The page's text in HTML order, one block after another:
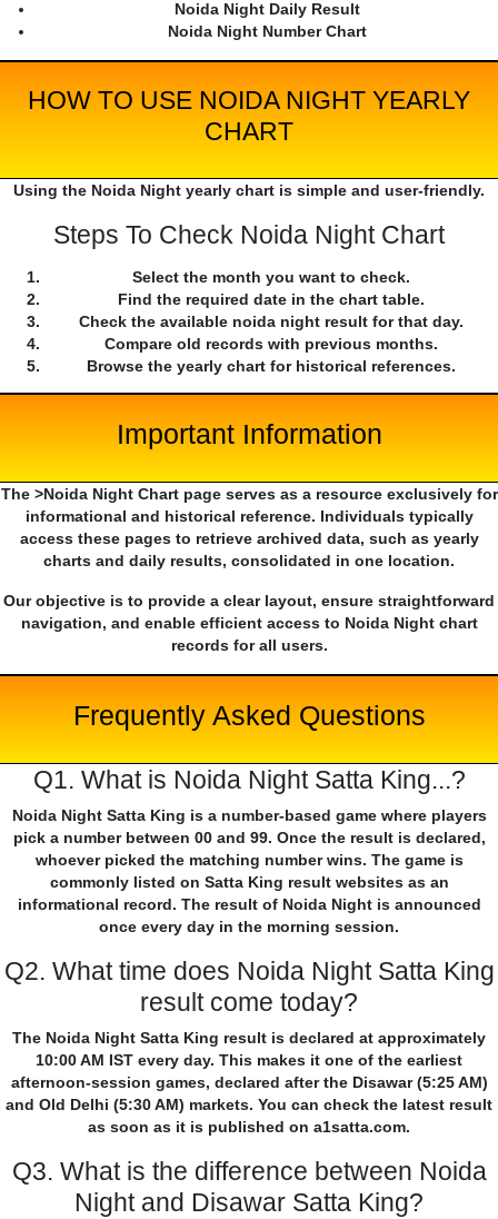
Noida Night Daily Result
Noida Night Number Chart
HOW TO USE NOIDA NIGHT YEARLY
CHART
Using the Noida Night yearly chart is simple and user-friendly.
Steps To Check Noida Night Chart
Select the month you want to check.
Find the required date in the chart table.
Check the available noida night result for that day.
Compare old records with previous months.
Browse the yearly chart for historical references.
Important Information
The >Noida Night Chart page serves as a resource exclusively for
informational and historical reference. Individuals typically
access these pages to retrieve archived data, such as yearly
charts and daily results, consolidated in one location.
Our objective is to provide a clear layout, ensure straightforward
navigation, and enable efficient access to Noida Night chart
records for all users.
Frequently Asked Questions
Q1. What is Noida Night Satta King...?
Noida Night Satta King is a number-based game where players
pick a number between 00 and 99. Once the result is declared,
whoever picked the matching number wins. The game is
commonly listed on Satta King result websites as an
informational record. The result of Noida Night is announced
once every day in the morning session.
Q2. What time does Noida Night Satta King
result come today?
The Noida Night Satta King result is declared at approximately
10:00 AM IST every day. This makes it one of the earliest
afternoon-session games, declared after the Disawar (5:25 AM)
and Old Delhi (5:30 AM) markets. You can check the latest result
as soon as it is published on a1satta.com.
Q3. What is the difference between Noida
Night and Disawar Satta King?